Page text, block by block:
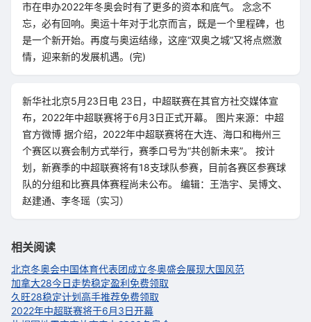
市在申办2022年冬奥会时有了更多的资本和底气。 念念不
忘，必有回响。奥运十年对于北京而言，既是一个里程碑，也
是一个新开始。再度与奥运结缘，这座“双奥之城”又将点燃激
情，迎来新的发展机遇。(完)
新华社北京5月23日电 23日，中超联赛在其官方社交媒体宣
布，2022年中超联赛将于6月3日正式开幕。 图片来源：中超
官方微博 据介绍，2022年中超联赛将在大连、海口和梅州三
个赛区以赛会制方式举行，赛季口号为“共创新未来”。 按计
划，新赛季的中超联赛将有18支球队参赛，目前各赛区参赛球
队的分组和比赛具体赛程尚未公布。 编辑：王浩宇、吴博文、
赵建通、李冬瑶（实习）
相关阅读
北京冬奥会中国体育代表团成立冬奥盛会展现大国风范
加拿大28今日走势稳定盈利免费领取
久旺28稳定计划高手推荐免费领取
2022年中超联赛将于6月3日开幕